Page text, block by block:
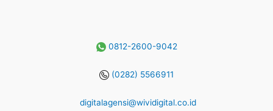
0812-2600-9042
(0282) 5566911
digitalagensi@wividigital.co.id